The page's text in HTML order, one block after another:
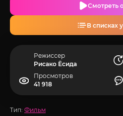
Смотреть
В списках
Режиссер
Рисако Ёсида
Просмотров
41 918
Тип: Фильм